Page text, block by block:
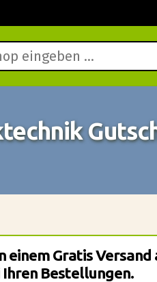
einem Gratis Versand
Ihren Bestellungen.